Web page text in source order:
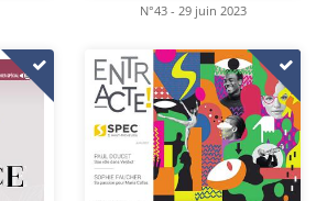
N°43 - 29 juin 2023